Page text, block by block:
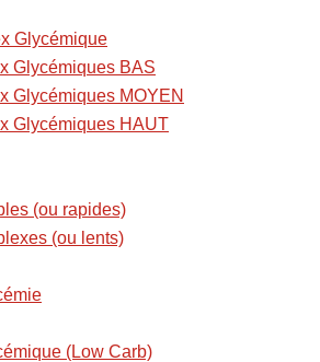
Glycémique
Glycémiques BAS
Glycémiques MOYEN
Glycémiques HAUT
(ou rapides)
(ou lents)
(Low Carb)